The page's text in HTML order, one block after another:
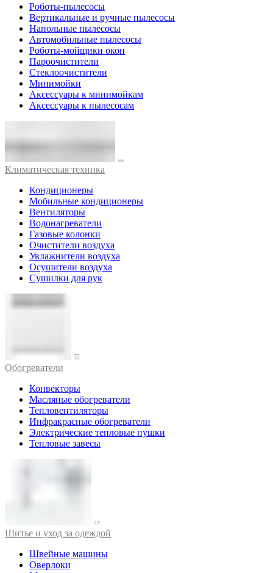
Роботы-пылесосы
Вертикальные и ручные пылесосы
Напольные пылесосы
Автомобильные пылесосы
Роботы-мойщики окон
Пароочистители
Стеклоочистители
Минимойки
Аксессуары к минимойкам
Аксессуары к пылесосам
Климатическая техника
Кондиционеры
Мобильные кондиционеры
Вентиляторы
Водонагреватели
Газовые колонки
Очистители воздуха
Увлажнители воздуха
Осушители воздуха
Сушилки для рук
Обогреватели
Конвекторы
Масляные обогреватели
Тепловентиляторы
Инфракрасные обогреватели
Электрические тепловые пушки
Тепловые завесы
Шитье и уход за одеждой
Швейные машины
Оверлоки